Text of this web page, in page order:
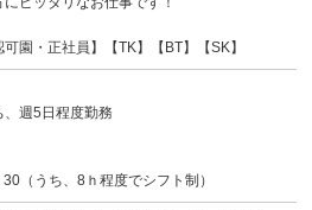
可園・正社員】【TK】【BT】【SK】
、週5日程度勤務
（うち、8ｈ程度でシフト制）